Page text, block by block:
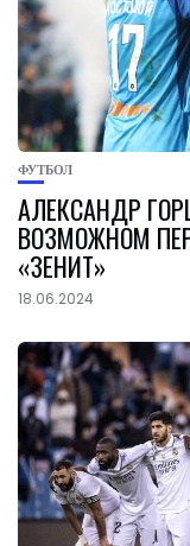
ФУТБОЛ
АЛЕКСАНДР
ВОЗМОЖНОМ
«ЗЕНИТ»
18.06.2024